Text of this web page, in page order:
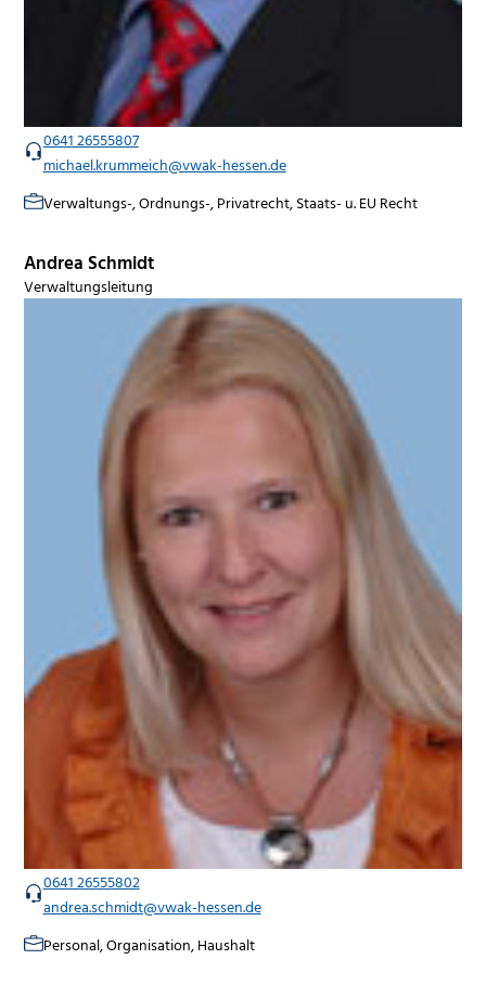
0641 26555807
michael.krummeich@vwak-hessen.de
Verwaltungs-, Ordnungs-, Privatrecht, Staats- u. EU Recht
Andrea Schmidt
Verwaltungsleitung
0641 26555802
andrea.schmidt@vwak-hessen.de
Personal, Organisation, Haushalt